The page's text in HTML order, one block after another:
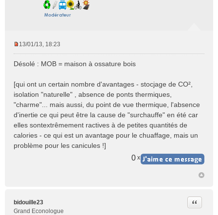
s
a
g
e
n
n
l
u
13/01/13, 18:23
Désolé : MOB = maison à ossature bois
[qui ont un certain nombre d'avantages - stocjage de CO²,
isolation "naturelle" , absence de ponts thermiques,
"charme"... mais aussi, du point de vue thermique, l'absence
d'inertie ce qui peut être la cause de "surchauffe" en été car
elles sontextrêmement ractives à de petites quantités de
calories - ce qui est un avantage pour le chuaffage, mais un
problème pour les canicules !]
0 x
bidouille23
Grand Econologue
Citer